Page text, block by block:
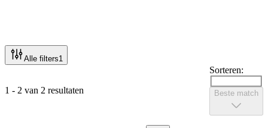
Alle filters1
1 - 2 van 2 resultaten
Sorteren:
Beste match